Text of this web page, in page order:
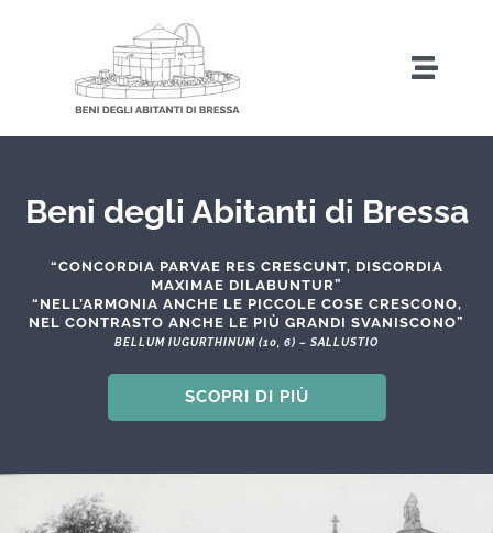
contenuto
Amministrazione Trasparente
Attività
Beni degli Abitanti di Bressa
“CONCORDIA PARVAE RES CRESCUNT, DISCORDIA
MAXIMAE DILABUNTUR”
“NELL’ARMONIA ANCHE LE PICCOLE COSE CRESCONO,
NEL CONTRASTO ANCHE LE PIÙ GRANDI SVANISCONO”
BELLUM IUGURTHINUM (10, 6) – SALLUSTIO
SCOPRI DI PIÙ